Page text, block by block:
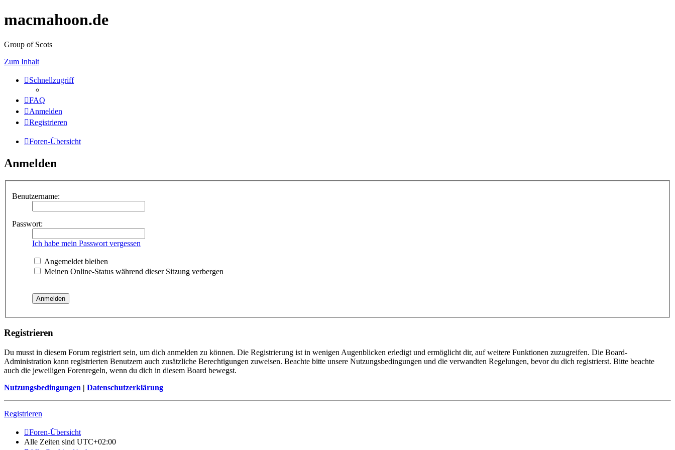
macmahoon.de
Group of Scots
Zum Inhalt
Schnellzugriff
FAQ
Anmelden
Registrieren
Foren-Übersicht
Anmelden
Benutzername:
Passwort:
Ich habe mein Passwort vergessen
Angemeldet bleiben
Meinen Online-Status während dieser Sitzung verbergen
Registrieren
Du musst in diesem Forum registriert sein, um dich anmelden zu können. Die Registrierung ist in wenigen Augenblicken erledigt und ermöglicht dir, auf weitere Funktionen zuzugreifen. Die Board-
Administration kann registrierten Benutzern auch zusätzliche Berechtigungen zuweisen. Beachte bitte unsere Nutzungsbedingungen und die verwandten Regelungen, bevor du dich registrierst. Bitte beachte
auch die jeweiligen Forenregeln, wenn du dich in diesem Board bewegst.
Nutzungsbedingungen | Datenschutzerklärung
Registrieren
Foren-Übersicht
Alle Zeiten sind UTC+02:00